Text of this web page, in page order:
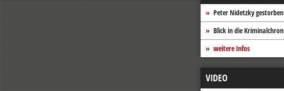
Peter Nidetzky gestorben
Blick in die
weitere Infos
VIDEO